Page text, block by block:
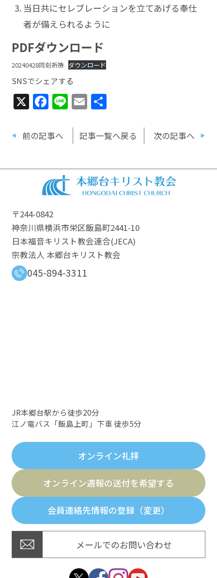
当日共にセレブレーションを立てあげる奉仕
者が備えられるように
PDFダウンロード
20240428同刻祈祷 ダウンロード
SNSでシェアする
X Facebook
LineEmail
共
前の記事へ 記事一覧へ戻る 次の記事へ
〒244-0842
神奈川県横浜市栄区飯島町2441-10
日本福音キリスト教会連合​(JECA)
宗教法人 本郷台キリスト教会
045-894-3311
JR本郷台駅から徒歩20分
江ノ電バス「飯島上町」下車 徒歩5分
オンライン礼拝
オンライン週報の送付を希望する
会員連絡先情報の登録（変更）
メールでのお問い合わせ